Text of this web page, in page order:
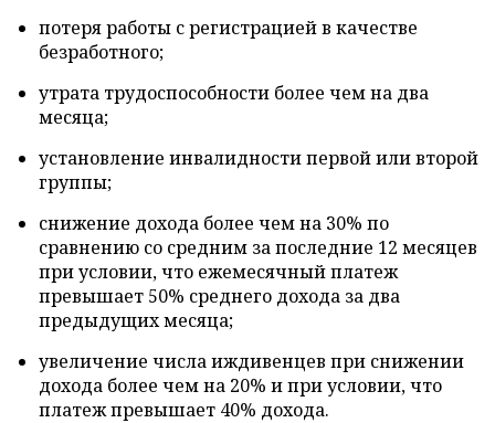
потеря работы с регистрацией в качестве
безработного;
утрата трудоспособности более чем на два
месяца;
установление инвалидности первой или второй
группы;
снижение дохода более чем на 30% по
сравнению со средним за последние 12 месяцев
при условии, что ежемесячный платеж
превышает 50% среднего дохода за два
предыдущих месяца;
увеличение числа иждивенцев при снижении
дохода более чем на 20% и при условии, что
платеж превышает 40% дохода.